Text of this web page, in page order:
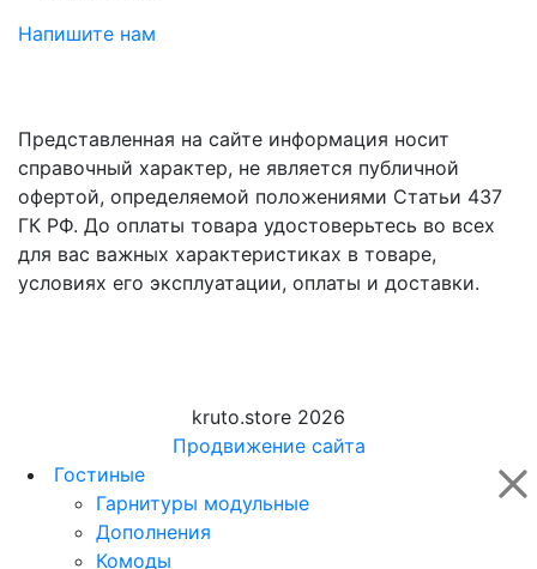
Напишите нам
Представленная на сайте информация носит
справочный характер, не является публичной
офертой, определяемой положениями Статьи 437
ГК РФ. До оплаты товара удостоверьтесь во всех
для вас важных характеристиках в товаре,
условиях его эксплуатации, оплаты и доставки.
kruto.store 2026
Продвижение сайта
Гостиные
Гарнитуры модульные
Дополнения
Комоды